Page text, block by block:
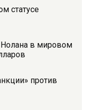
статусе
в мировом
против